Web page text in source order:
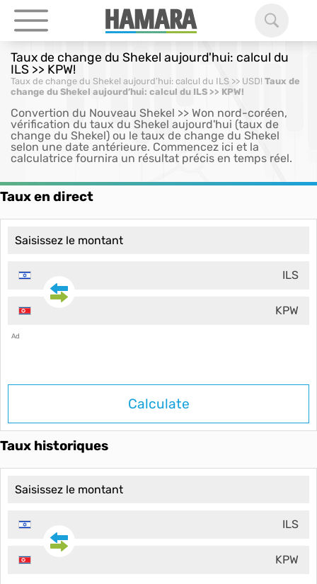
Taux de change du Shekel aujourd'hui: calcul du
ILS >> KPW!
Taux de change du Shekel aujourd’hui: calcul du ILS >> USD! Taux de
change du Shekel aujourd’hui: calcul du ILS >> KPW!
Convertion du Nouveau Shekel >> Won nord-coréen,
vérification du taux du Shekel aujourd'hui (taux de
change du Shekel) ou le taux de change du Shekel
selon une date antérieure. Commencez ici et la
calculatrice fournira un résultat précis en temps réel.
Taux en direct
ILS
KPW
Ad
Calculate
Taux historiques
ILS
KPW